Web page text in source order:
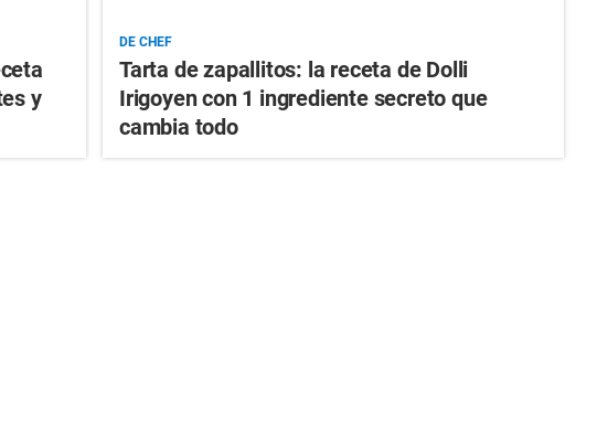
y
DE CHEF
Tarta de zapallitos: la receta de Dolli
Irigoyen con 1 ingrediente secreto que
cambia todo